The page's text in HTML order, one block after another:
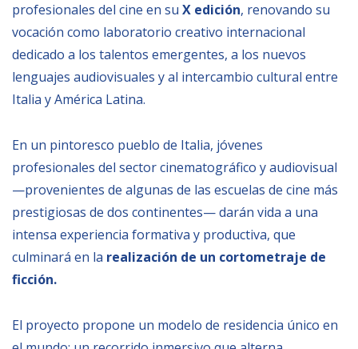
BIBLIOTECA
Biblioteca
Publicaciones
OPORTUNIDADES
Convocatorias
Becas
Alta Formación
Para las empresas
Contratos/Acuerdos/Grant
profesionales del cine en su X edición, renovando su
vocación como laboratorio creativo internacional
dedicado a los talentos emergentes, a los nuevos
lenguajes audiovisuales y al intercambio cultural entre
Italia y América Latina.
En un pintoresco pueblo de Italia, jóvenes
profesionales del sector cinematográfico y audiovisual
—provenientes de algunas de las escuelas de cine más
prestigiosas de dos continentes— darán vida a una
intensa experiencia formativa y productiva, que
culminará en la realización de un cortometraje de
ficción.
El proyecto propone un modelo de residencia único en